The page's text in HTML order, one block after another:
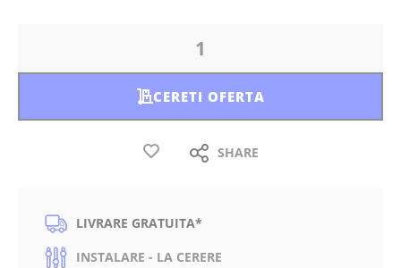
CERETI OFERTA
SHARE
LIVRARE GRATUITA*
INSTALARE - LA CERERE